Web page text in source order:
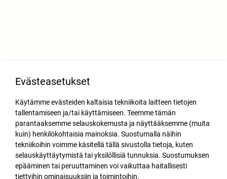
Evästeasetukset
Käytämme evästeiden kaltaisia tekniikoita laitteen tietojen
tallentamiseen ja/tai käyttämiseen. Teemme tämän
parantaaksemme selauskokemusta ja näyttääksemme (muita
kuin) henkilökohtaisia mainoksia. Suostumalla näihin
tekniikoihin voimme käsitellä tällä sivustolla tietoja, kuten
selauskäyttäytymistä tai yksilöllisiä tunnuksia. Suostumuksen
epääminen tai peruuttaminen voi vaikuttaa haitallisesti
tiettyihin ominaisuuksiin ja toimintoihin.